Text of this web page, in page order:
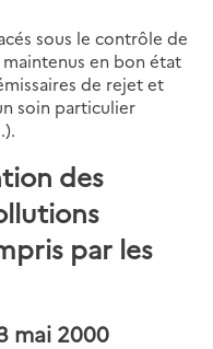
sous le contrôle de
en bon état
de rejet et
soin particulier
des
par les
mai 2000